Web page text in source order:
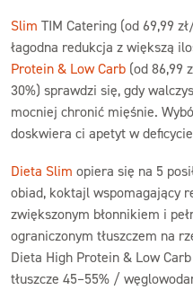
Slim TIM Catering (od 69,99
łagodna redukcja z większą
Protein & Low Carb (od 86,99
30%) sprawdzi się, gdy
mocniej chronić mięśnie.
doskwiera ci apetyt w
Dieta Slim opiera się na 5
obiad, koktajl wspomagający
zwiększonym błonnikiem i
ograniczonym tłuszczem na
Dieta High Protein & Low
tłuszcze 45–55% /